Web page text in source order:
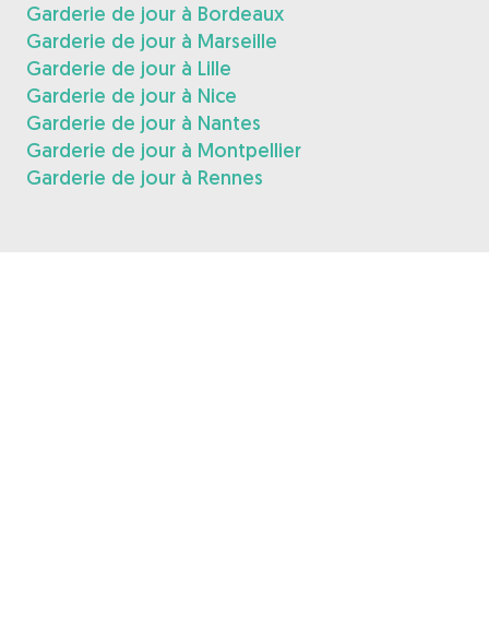
Garderie de jour à Bordeaux
Garderie de jour à Marseille
Garderie de jour à Lille
Garderie de jour à Nice
Garderie de jour à Nantes
Garderie de jour à Montpellier
Garderie de jour à Rennes